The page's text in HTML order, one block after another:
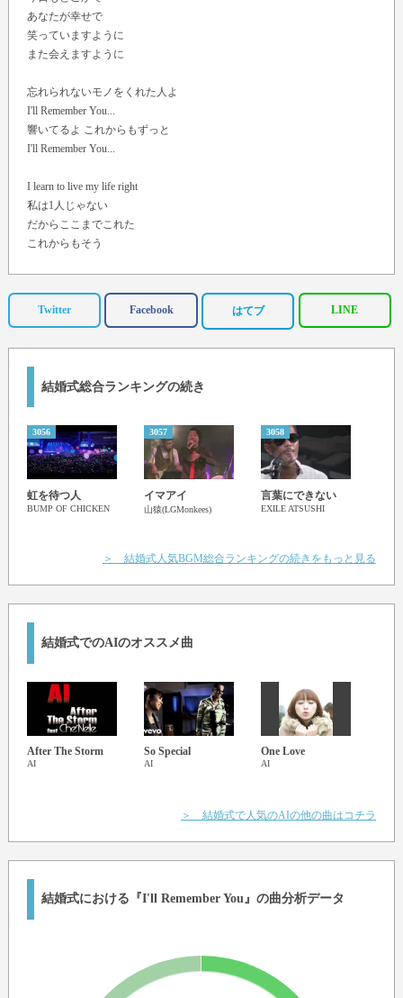
あなたが幸せで
笑っていますように
また会えますように
忘れられないモノをくれた人よ
I'll Remember You...
響いてるよ これからもずっと
I'll Remember You...
I learn to live my life right
私は1人じゃない
だからここまでこれた
これからもそう
You gave me the reason...
I'll RememberYou...
Twitter Facebook はてブ LINE
結婚式総合ランキングの続き
3056
虹を待つ人
BUMP OF CHICKEN
3057
イマアイ
山猿(LGMonkees)
3058
言葉にできない
EXILE ATSUSHI
＞ 結婚式人気BGM総合ランキングの続きをもっと見る
結婚式でのAIのオススメ曲
After The Storm
AI
So Special
AI
One Love
AI
＞ 結婚式で人気のAIの他の曲はコチラ
結婚式における『I'll Remember You』の曲分析データ